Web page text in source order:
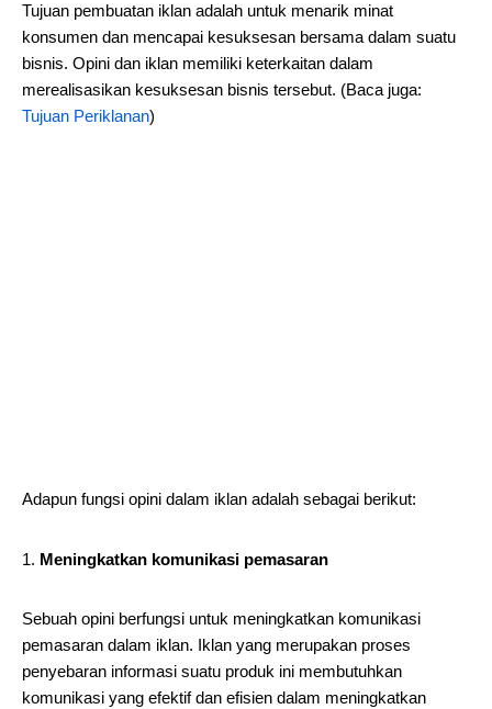
Tujuan pembuatan iklan adalah untuk menarik minat
konsumen dan mencapai kesuksesan bersama dalam suatu
bisnis. Opini dan iklan memiliki keterkaitan dalam
merealisasikan kesuksesan bisnis tersebut. (Baca juga:
Tujuan Periklanan)
Adapun fungsi opini dalam iklan adalah sebagai berikut:
Meningkatkan komunikasi pemasaran
Sebuah opini berfungsi untuk meningkatkan komunikasi
pemasaran dalam iklan. Iklan yang merupakan proses
penyebaran informasi suatu produk ini membutuhkan
komunikasi yang efektif dan efisien dalam meningkatkan